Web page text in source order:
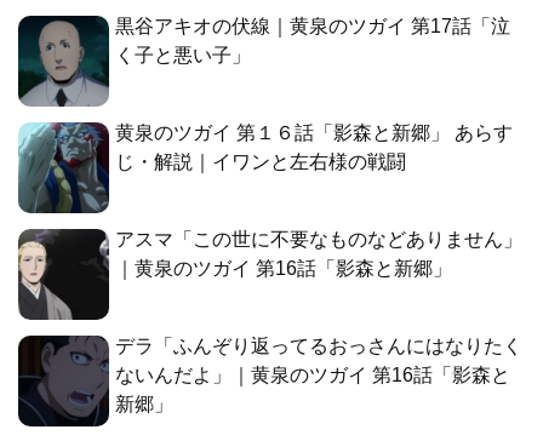
黒谷アキオの伏線｜黄泉のツガイ 第17話「泣
く子と悪い子」
黄泉のツガイ 第１６話「影森と新郷」 あらす
じ・解説｜イワンと左右様の戦闘
アスマ「この世に不要なものなどありません」
｜黄泉のツガイ 第16話「影森と新郷」
デラ「ふんぞり返ってるおっさんにはなりたく
ないんだよ」｜黄泉のツガイ 第16話「影森と
新郷」